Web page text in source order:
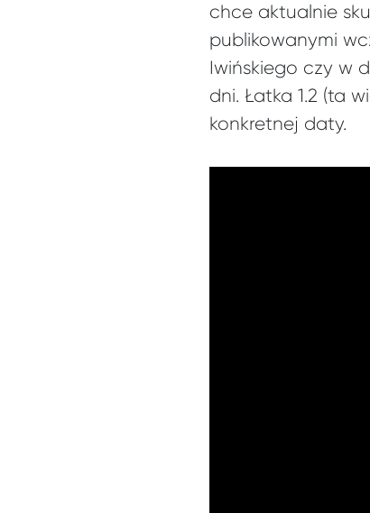
chce aktualnie
publikowanymi
Iwińskiego czy w
dni. Łatka 1.2 (ta
konkretnej daty.